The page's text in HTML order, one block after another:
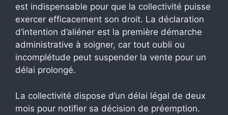
est indispensable pour que la collectivité puisse
exercer efficacement son droit. La déclaration
d’intention d’aliéner est la première démarche
administrative à soigner, car tout oubli ou
incomplétude peut suspender la vente pour un
délai prolongé.
La collectivité dispose d’un délai légal de deux
mois pour notifier sa décision de préemption.